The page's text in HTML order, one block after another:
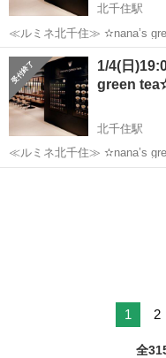
北千住駅
≪ルミネ北千住≫ ✫nana’s green
11月4日(火)19:30-20:45 ※途中
場】 nana’s g...
東京 足立区 北千住駅
1/4(日
green
北千住駅
≪ルミネ北千住≫ ✫nana’s green
1月4日(日)19:00-20:30 ※途中参加
1 2
全